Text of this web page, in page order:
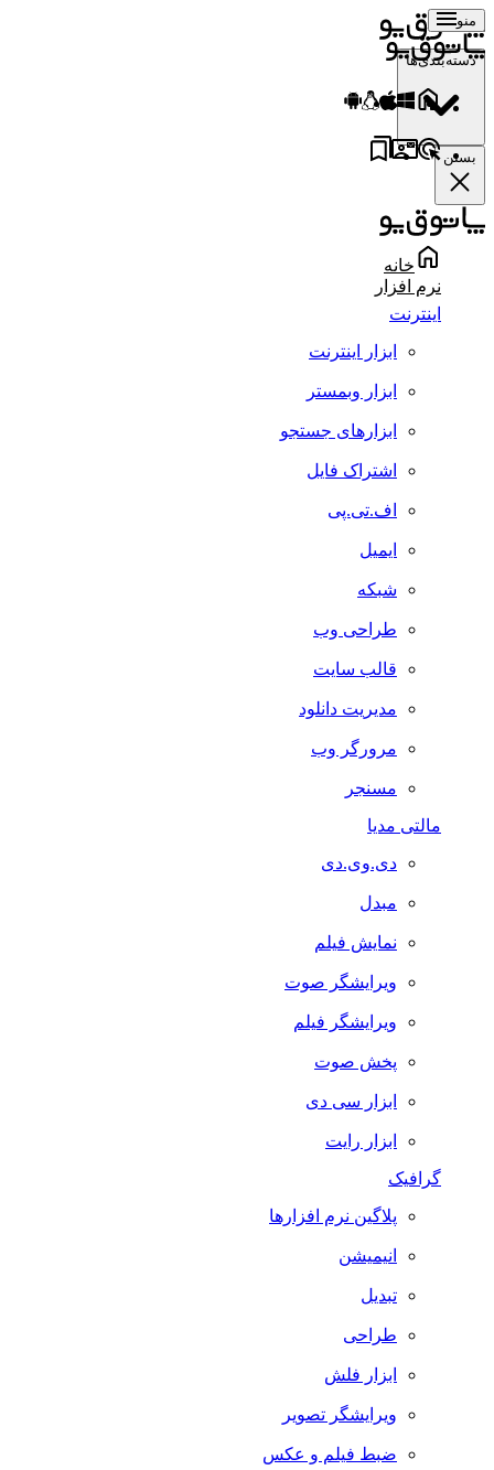
منو
دسته‌بندی‌ها
بستن
خانه
نرم افزار
اینترنت
ابزار اینترنت
ابزار وبمستر
ابزارهای جستجو
اشتراک فایل
اف.تی.پی
ایمیل
شبکه
طراحی وب
قالب سایت
مدیریت دانلود
مرورگر وب
مسنجر
مالتی مدیا
دی.وی.دی
مبدل
نمایش فیلم
ویرایشگر صوت
ویرایشگر فیلم
پخش صوت
ابزار سی دی
ابزار رایت
گرافیک
پلاگین نرم افزارها
انیمیشن
تبدیل
طراحی
ابزار فلش
ویرایشگر تصویر
ضبط فيلم و عكس